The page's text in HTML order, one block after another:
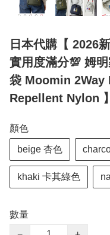
日本代購【 2026
實用度滿分💯 姆
袋 Moomin 2Way
Repellent Nylon 】
顏色
beige 杏色
khaki 卡其綠色
數量